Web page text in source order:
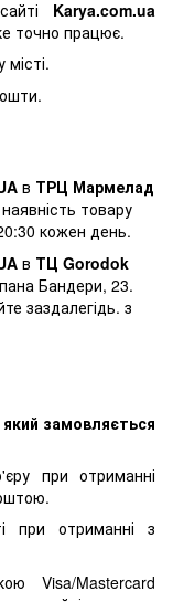
Karya.com.ua
точно працює.
в ТРЦ Мармелад
товару
кожен день.
в ТЦ Gorodok
Бандери, 23.
заздалегідь. з
замовляється
при отриманні
при отриманні з
Visa/Mastercard